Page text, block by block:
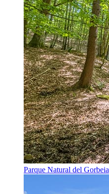
Parque Natural del Gorbeia